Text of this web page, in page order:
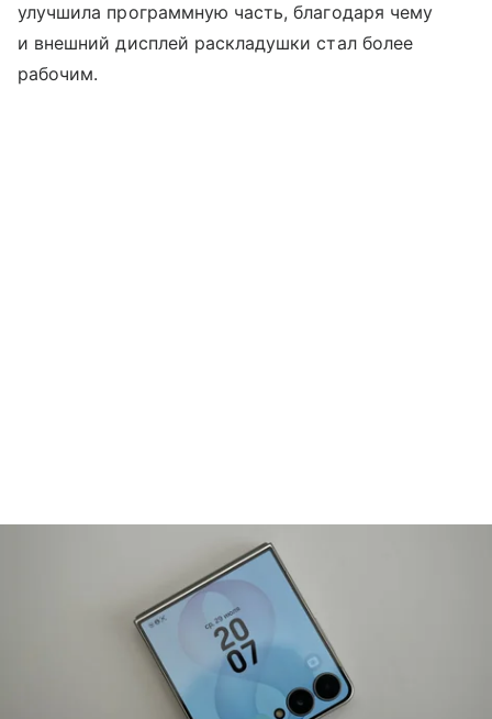
улучшила программную часть, благодаря чему
и внешний дисплей раскладушки стал более
рабочим.